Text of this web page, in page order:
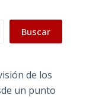
Buscar
de los
un punto